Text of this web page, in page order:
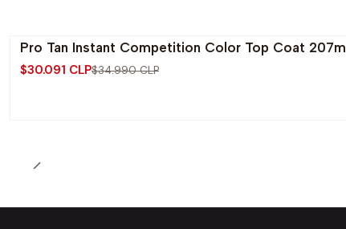
-14% OFF
Pro Tan Instant Competition Color Top Coat 207ml
$30.091 CLP$34.990 CLP